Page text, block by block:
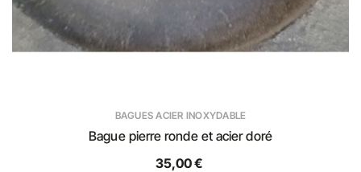
BAGUES ACIER INOXYDABLE
Bague pierre ronde et acier doré
35,00 €